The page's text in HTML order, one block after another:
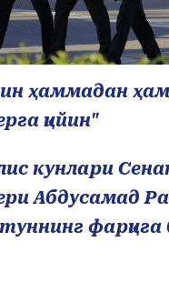
ҳаммадан ҳам
қийин"
кунлари
Абдусамад